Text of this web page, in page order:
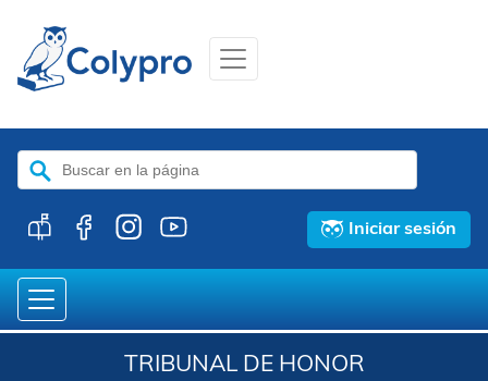
Buscar:
Iniciar sesión
TRIBUNAL DE HONOR